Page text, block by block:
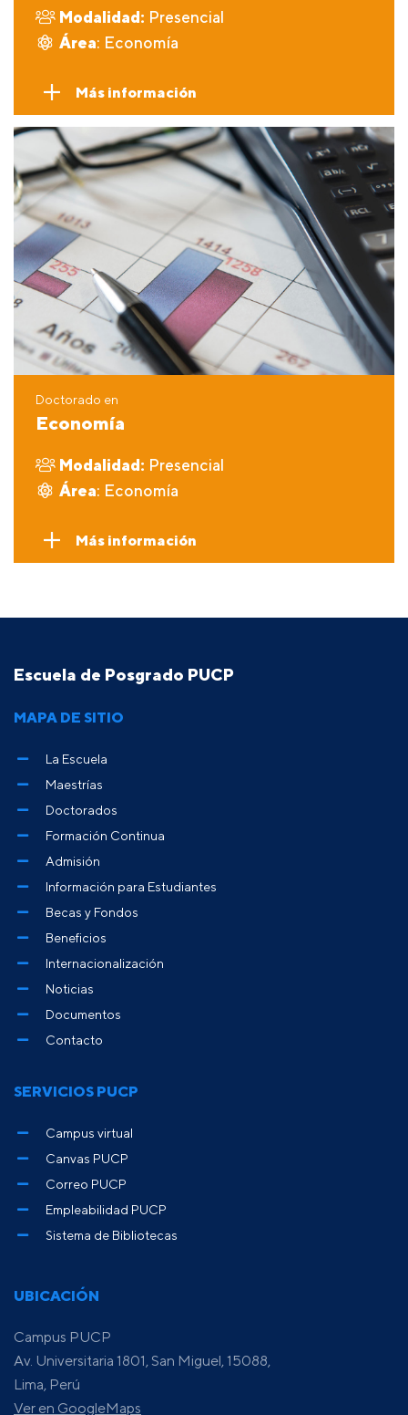
Modalidad: Presencial
Área: Economía
Más información
Doctorado en
Economía
Modalidad: Presencial
Área: Economía
Más información
Escuela de Posgrado PUCP
UBICACIÓN
Campus PUCP
Av. Universitaria 1801, San Miguel, 15088,
Lima, Perú
Ver en GoogleMaps
MAPA DE SITIO
La Escuela
Maestrías
Doctorados
Formación Continua
Admisión
Información para Estudiantes
Becas y Fondos
Beneficios
Internacionalización
Noticias
Documentos
Contacto
SERVICIOS PUCP
Campus virtual
Canvas PUCP
Correo PUCP
Empleabilidad PUCP
Sistema de Bibliotecas